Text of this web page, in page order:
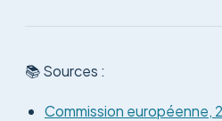
📚 Sources :
Commission européenne,